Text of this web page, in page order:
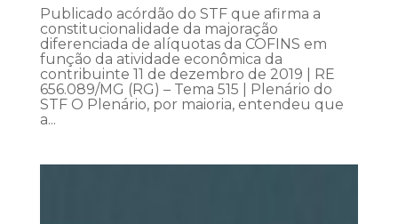
Publicado acórdão do STF que afirma a
constitucionalidade da majoração
diferenciada de alíquotas da COFINS em
função da atividade econômica da
contribuinte 11 de dezembro de 2019 | RE
656.089/MG (RG) – Tema 515 | Plenário do
STF O Plenário, por maioria, entendeu que
a...